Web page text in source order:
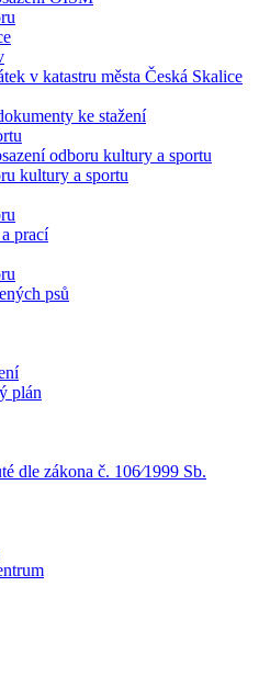
v katastru města Česká Skalice
ke stažení
odboru kultury a sportu
kultury a sportu
prací
psů
plán
dle zákona č. 106⁄1999 Sb.